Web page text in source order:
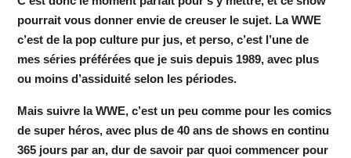
pourrait vous donner envie de creuser le sujet. La WWE
c’est de la pop culture pur jus, et perso, c’est l’une de
mes séries préférées que je suis depuis 1989, avec plus
ou moins d’assiduité selon les périodes.
Mais suivre la WWE, c’est un peu comme pour les comics
de super héros, avec plus de 40 ans de shows en continu
365 jours par an, dur de savoir par quoi commencer pour